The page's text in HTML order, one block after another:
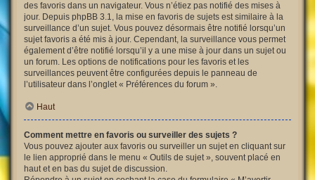
des favoris dans un navigateur. Vous n’étiez pas notifié des mises à
jour. Depuis phpBB 3.1, la mise en favoris de sujets est similaire à la
surveillance d’un sujet. Vous pouvez désormais être notifié lorsqu’un
sujet favoris a été mis à jour. Cependant, la surveillance vous permet
également d’être notifié lorsqu’il y a une mise à jour dans un sujet ou
un forum. Les options de notifications pour les favoris et les
surveillances peuvent être configurées depuis le panneau de
l’utilisateur dans l’onglet « Préférences du forum ».
Haut
Comment mettre en favoris ou surveiller des sujets ?
Vous pouvez ajouter aux favoris ou surveiller un sujet en cliquant sur
le lien approprié dans le menu « Outils de sujet », souvent placé en
haut et en bas du sujet de discussion.